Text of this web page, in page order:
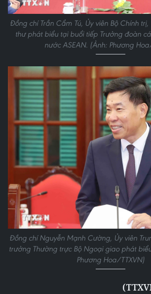
Đồng chí Trần Cẩm Tú, Ủy viên Bộ Chính
thư phát biểu tại buổi tiếp Trưởng đoàn
nước ASEAN. (Ảnh: Phương
Đồng chí Nguyễn Mạnh Cường, Ủy viên
trưởng Thường trực Bộ Ngoại giao phát
Phương Hoa/TTXVN)